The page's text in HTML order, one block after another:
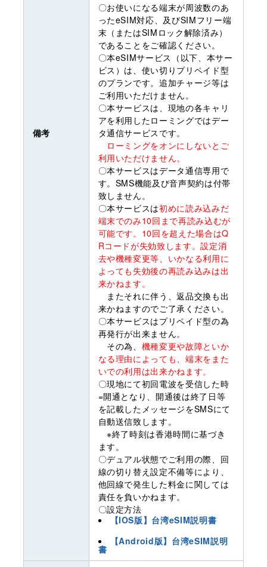
備考
〇お使いになる端末が周波数のあ
ったeSIM対応、及びSIMフリー端
末（またはSIMロック解除済み）
であることをご確認ください。
〇本eSIMサービス（以下、本サー
ビス）は、使い切りプリペイド型
のプランです。追加チャージ等は
ご利用いただけません。
〇本サービスは、現地の各キャリ
アを利用したローミングではデー
タ通信サービスです。
ローミングをオンにしないとご
利用いただけません。
〇本サービスはデータ通信専用で
す。SMS機能及び音声契約は付帯
致しません。
〇本サービスは初めに読み込みだ
端末でのみ10回まで再読み込むが
可能です。10回を超えた場合はQ
Rコードが失効致します。設定消
去や機種変更等、いかなる利用に
よっても失効後の再読み込みは出
来かねます。
またそれに伴う、返品交換も出
来かねますのでご了承ください。
〇本サービスはプリペイド型の為
再発行が出来ません。
その為、 機種変更や故障といか
なる理由によっても、端末をまた
いでの利用は出来かねます。
〇現地にて初回電波を受信した時
=開通となり、開通後は終了日等
を記載したメッセージをSMSにて
自動送信致します。
※終了時刻は香港時間に基づき
ます。
〇デュアル状態でご利用の際、回
線の切り替え設定不備等により、
他回線で発生した料金に関しては
責任を負いかねます。
〇設定方法
【IOS版】台湾eSIM説明書
【Android版】台湾eSIM説明
書